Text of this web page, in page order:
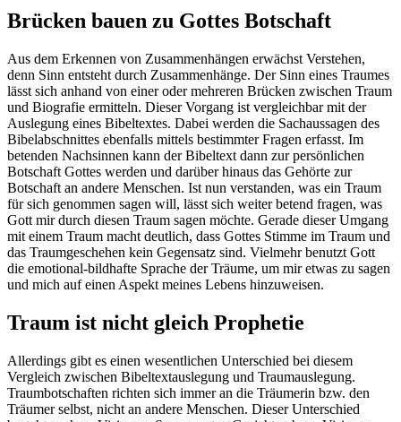
Brücken bauen zu Gottes Botschaft
Aus dem Erkennen von Zusammenhängen erwächst Verstehen,
denn Sinn entsteht durch Zusammenhänge. Der Sinn eines Traumes
lässt sich anhand von einer oder mehreren Brücken zwischen Traum
und Biografie ermitteln. Dieser Vorgang ist vergleichbar mit der
Auslegung eines Bibeltextes. Dabei werden die Sachaussagen des
Bibelabschnittes ebenfalls mittels bestimmter Fragen erfasst. Im
betenden Nachsinnen kann der Bibeltext dann zur persönlichen
Botschaft Gottes werden und darüber hinaus das Gehörte zur
Botschaft an andere Menschen. Ist nun verstanden, was ein Traum
für sich genommen sagen will, lässt sich weiter betend fragen, was
Gott mir durch diesen Traum sagen möchte. Gerade dieser Umgang
mit einem Traum macht deutlich, dass Gottes Stimme im Traum und
das Traumgeschehen kein Gegensatz sind. Vielmehr benutzt Gott
die emotional-bildhafte Sprache der Träume, um mir etwas zu sagen
und mich auf einen Aspekt meines Lebens hinzuweisen.
Traum ist nicht gleich Prophetie
Allerdings gibt es einen wesentlichen Unterschied bei diesem
Vergleich zwischen Bibeltextauslegung und Traumauslegung.
Traumbotschaften richten sich immer an die Träumerin bzw. den
Träumer selbst, nicht an andere Menschen. Dieser Unterschied